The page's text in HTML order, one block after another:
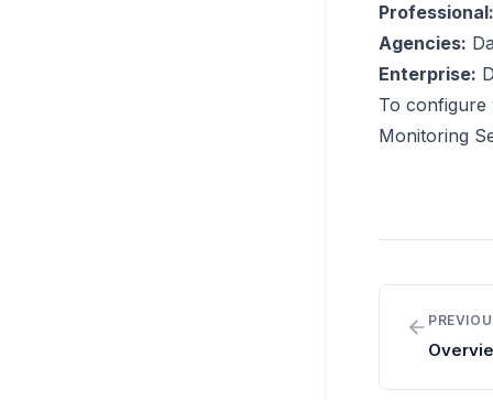
Professional:
Agencies:
Enterprise:
To configure
Monitoring